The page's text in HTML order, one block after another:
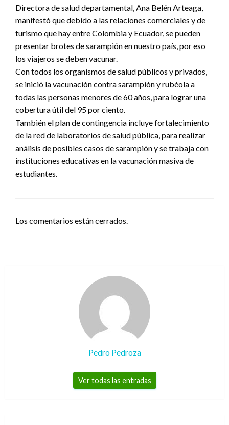
Directora de salud departamental, Ana Belén Arteaga,
manifestó que debido a las relaciones comerciales y de
turismo que hay entre Colombia y Ecuador, se pueden
presentar brotes de sarampión en nuestro país, por eso
los viajeros se deben vacunar.
Con todos los organismos de salud públicos y privados,
se inició la vacunación contra sarampión y rubéola a
todas las personas menores de 60 años, para lograr una
cobertura útil del 95 por ciento.
También el plan de contingencia incluye fortalecimiento
de la red de laboratorios de salud pública, para realizar
análisis de posibles casos de sarampión y se trabaja con
instituciones educativas en la vacunación masiva de
estudiantes.
Los comentarios están cerrados.
Pedro Pedroza
Ver todas las entradas